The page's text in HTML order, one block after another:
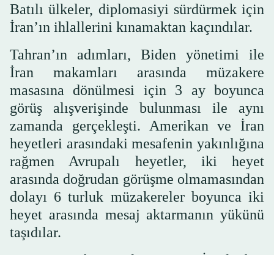
Batılı ülkeler, diplomasiyi sürdürmek için
İran’ın ihlallerini kınamaktan kaçındılar.
Tahran’ın adımları, Biden yönetimi ile
İran makamları arasında müzakere
masasına dönülmesi için 3 ay boyunca
görüş alışverişinde bulunması ile aynı
zamanda gerçekleşti. Amerikan ve İran
heyetleri arasındaki mesafenin yakınlığına
rağmen Avrupalı heyetler, iki heyet
arasında doğrudan görüşme olmamasından
dolayı 6 turluk müzakereler boyunca iki
heyet arasında mesaj aktarmanın yükünü
taşıdılar.